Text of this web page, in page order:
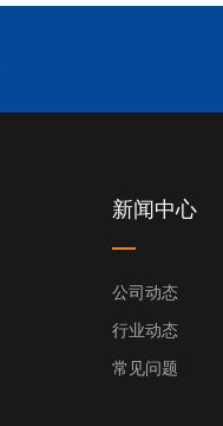
新闻中心
公司动态
行业动态
常见问题